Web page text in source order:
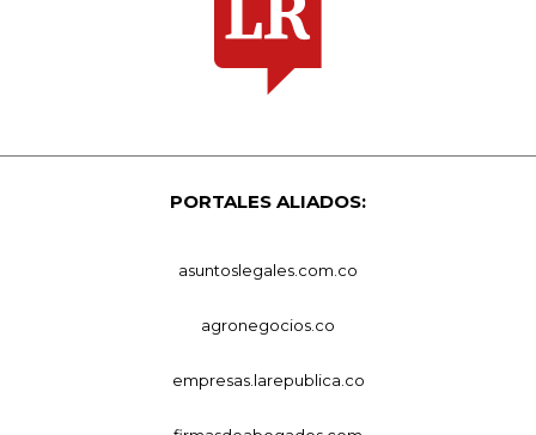
PORTALES ALIADOS:
asuntoslegales.com.co
agronegocios.co
empresas.larepublica.co